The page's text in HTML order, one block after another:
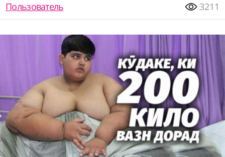
Пользователь
3211